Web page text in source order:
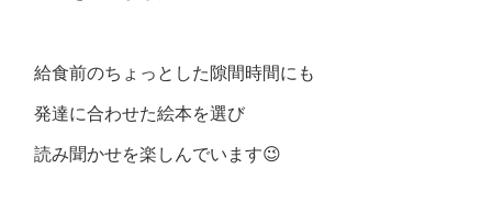
給食前のちょっとした隙間時間にも
発達に合わせた絵本を選び
読み聞かせを楽しんでいます😉